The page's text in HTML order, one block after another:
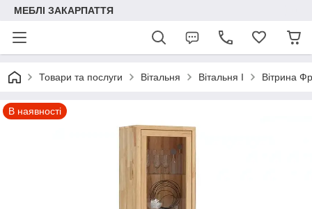
МЕБЛІ ЗАКАРПАТТЯ
Товари та послуги Вітальня Вітальня I Вітрина
В наявності